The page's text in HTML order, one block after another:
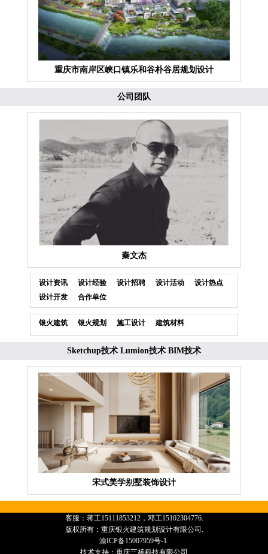
重庆市南岸区峡口镇乐和谷朴谷居规划设计
公司团队
秦文杰
设计资讯 设计经验 设计招聘 设计活动
设计热点
设计开发
合作单位
银火建筑 银火规划 施工设计 建筑材料
Sketchup技术 Lumion技术 BIM技术
宋式美学别墅装饰设计
客服：蒋工15111853212，邓工15102304776.
版权所有：重庆银火建筑规划设计有限公司.
渝ICP备15007959号-1.
技术支持： 重庆三杨科技有限公司